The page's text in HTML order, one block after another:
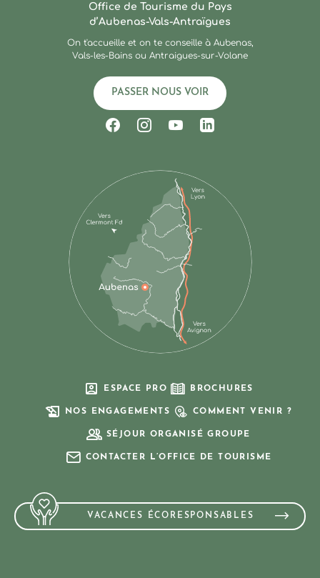
Office de Tourisme du Pays
d’Aubenas-Vals-Antraïgues
On t'accueille et on te conseille à Aubenas,
Vals-les-Bains ou Antraigues-sur-Volane
PASSER NOUS VOIR
Suivez-nous sur Facebook
Suivez-nous sur Instagram
Suivez-nous sur
Suivez-nous sur
ESPACE PRO BROCHURES
NOS ENGAGEMENTS COMMENT VENIR ?
SÉJOUR ORGANISÉ GROUPE
CONTACTER L’OFFICE DE TOURISME
VACANCES ÉCORESPONSABLES